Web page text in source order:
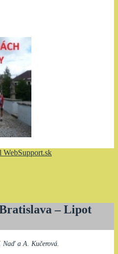
– Lipot
Naď a A. Kučerová.